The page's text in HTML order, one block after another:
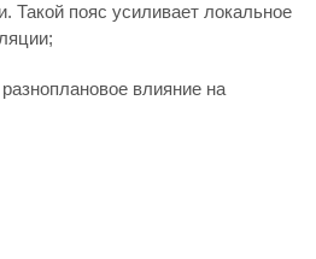
Такой пояс усиливает локальное
влияние на